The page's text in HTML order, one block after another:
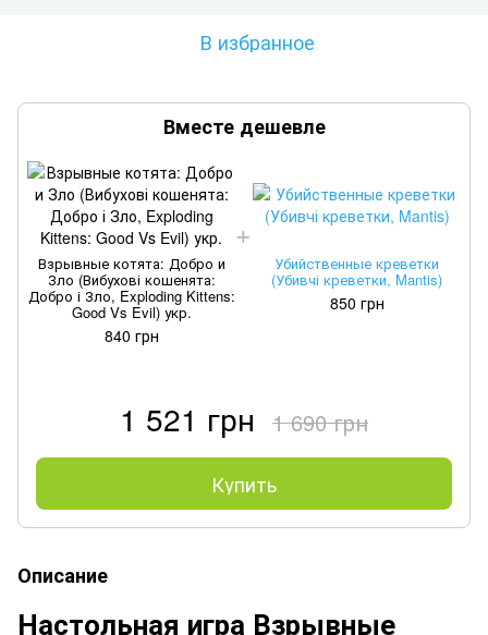
В избранное
Вместе дешевле
Взрывные котята: Добро и
Зло (Вибухові кошенята:
Добро і Зло, Exploding Kittens:
Good Vs Evil) укр.
840 грн
Убийственные креветки
(Убивчі креветки, Mantis)
850 грн
1 521 грн 1 690 грн
Купить
Описание
Настольная игра Взрывные